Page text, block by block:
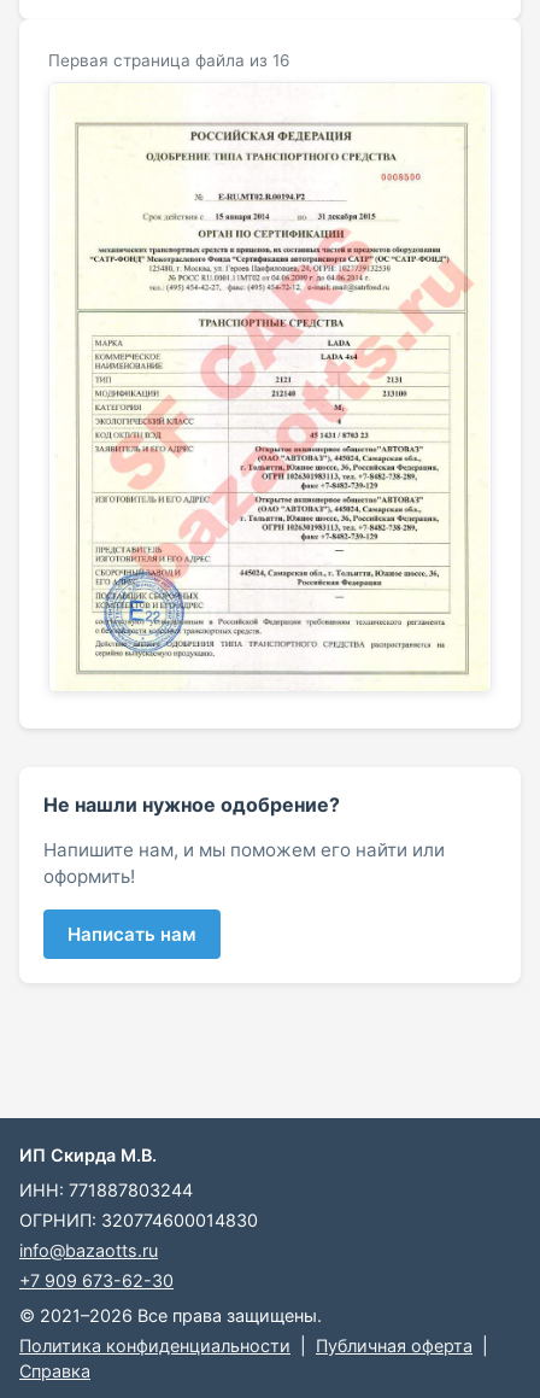
Первая страница файла из 16
Не нашли нужное одобрение?
Напишите нам, и мы поможем его найти или
оформить!
Написать нам
ИП Скирда М.В.
ИНН: 771887803244
ОГРНИП: 320774600014830
info@bazaotts.ru
+7 909 673-62-30
© 2021–2026 Все права защищены.
Политика конфиденциальности
Публичная оферта
Справка